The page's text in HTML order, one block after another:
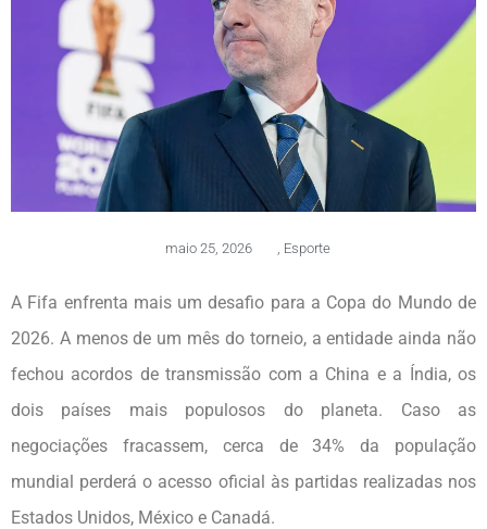
maio 25, 2026 Esporte
A Fifa enfrenta mais um desafio para a Copa do Mundo de
2026. A menos de um mês do torneio, a entidade ainda não
fechou acordos de transmissão com a China e a Índia, os
dois países mais populosos do planeta. Caso as
negociações fracassem, cerca de 34% da população
mundial perderá o acesso oficial às partidas realizadas nos
Estados Unidos, México e Canadá.